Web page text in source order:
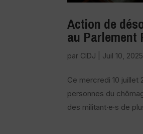
Action de
au Parlement
par CIDJ Juil 10, 2025
Ce mercredi 10 juillet
personnes du
des militant·e·s de